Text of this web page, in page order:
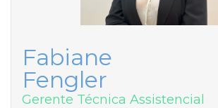
Fabiane
Fengler
Gerente Técnica Assistencial